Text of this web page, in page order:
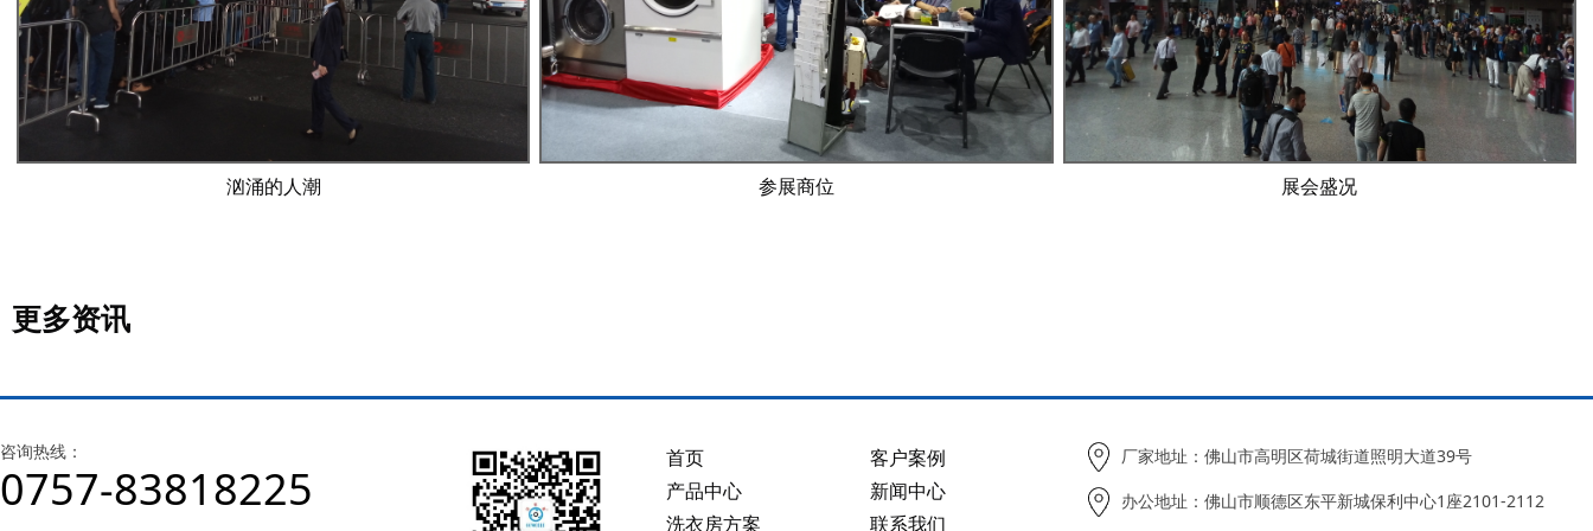
汹涌的人潮 参展商位 展会盛况
更多资讯
咨询热线：
0757-83818225
首页
产品中心
洗衣房方案
客户案例
新闻中心
联系我们
厂家地址：佛山市高明区荷城街道照明大道39号
办公地址：佛山市顺德区东平新城保利中心1座2101-2112